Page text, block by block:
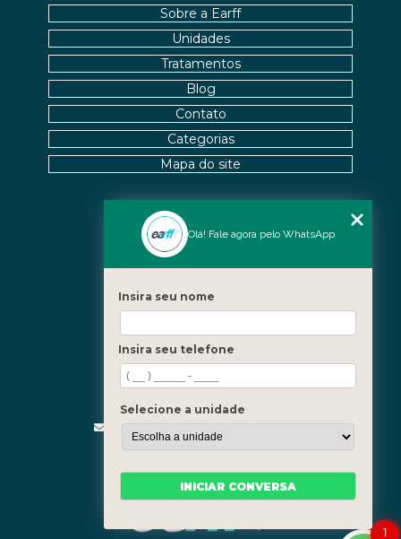
Fale Conosco
(21) 3619-5657
(21) 99390-3850
contato@fisioterapiainvestigativa.com
Segunda a sexta, das 7h às 21h
Nossas Unidades
Barra - Rio de Janeiro
Sobre a Earff
Unidades
Tratamentos
Blog
Contato
Categorias
Mapa do site
1
Olá! Fale agora pelo WhatsApp
Insira seu nome
Insira seu telefone
Selecione a unidade
INICIAR CONVERSA